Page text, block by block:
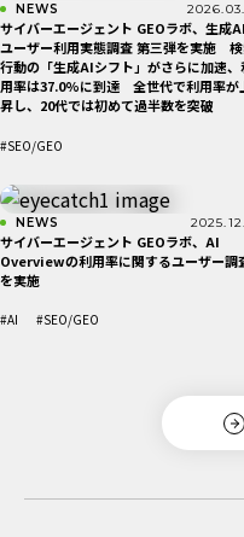
NEWS
サイバーエージェント GEOラボ、生成
ユーザー利用実態調査 第三弾を実施
行動の「生成AIシフト」がさらに加速、
用率は37.0%に到達 全世代で利用率が
昇し、20代では初めて過半数を突破
#SEO/GEO
NEWS
​サイバーエージェント GEOラボ、AI
Overviewの利用率に関するユーザー調
を実施
#AI #SEO/GEO